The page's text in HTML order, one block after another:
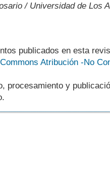
/ Universidad de Los
publicados en esta
Atribución -No
procesamiento y